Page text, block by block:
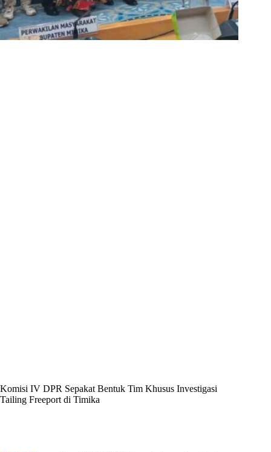
Komisi IV DPR Sepakat Bentuk Tim Khusus Investigasi
Tailing Freeport di Timika